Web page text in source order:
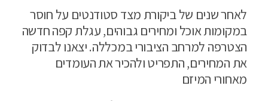
לאחר שנים של ביקורת מצד סטודנטים על חוסר
במקומות אוכל ומחירים גבוהים, עגלת קפה חדשה
הצטרפה למרחב הציבורי במכללה. יצאנו לבדוק
את המחירים, התפריט ולהכיר את העומדים
מאחורי המיזם